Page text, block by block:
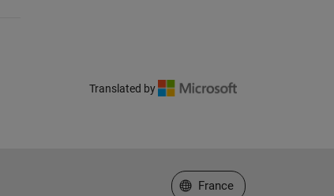
Translated by
Sélectionner un site web
France